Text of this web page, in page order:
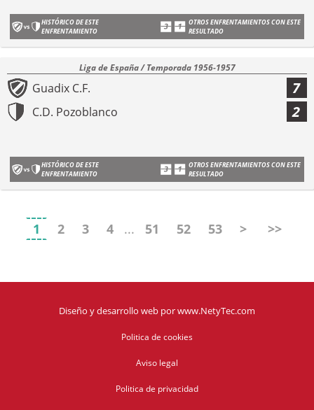
HISTÓRICO DE ESTE
ENFRENTAMIENTO
OTROS ENFRENTAMIENTOS CON ESTE
RESULTADO
Liga de España / Temporada 1956-1957
Guadix C.F. 7
C.D. Pozoblanco 2
HISTÓRICO DE ESTE
ENFRENTAMIENTO
OTROS ENFRENTAMIENTOS CON ESTE
RESULTADO
1 2 3 4 ... 51 52 53 > >>
Diseño y desarrollo web porwww.NetyTec.com
Politica de cookies
Aviso legal
Politica de privacidad